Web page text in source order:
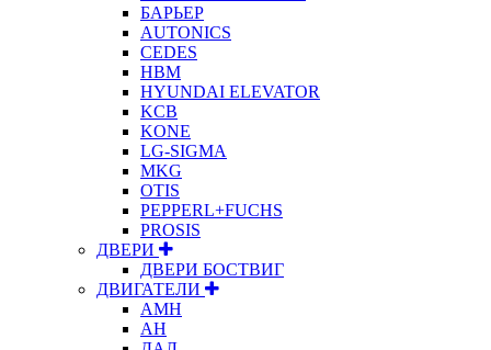
БАРЬЕР
AUTONICS
CEDES
HBM
HYUNDAI ELEVATOR
KCB
KONE
LG-SIGMA
MKG
OTIS
PEPPERL+FUCHS
PROSIS
ДВЕРИ
ДВЕРИ БОСТВИГ
ДВИГАТЕЛИ
АМН
АН